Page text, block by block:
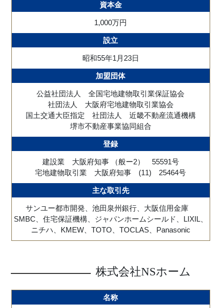
資本金
1,000万円
設立
昭和55年1月23日
加盟団体
公益社団法人 全国宅地建物取引業保証協会
社団法人 大阪府宅地建物取引業協会
国土交通大臣指定 社団法人 近畿不動産流通機構
堺市不動産事業協同組合
登録
建設業 大阪府知事 （般ー2） 55591号
宅地建物取引業 大阪府知事 (11) 25464号
主な取引先
サンユー都市開発、池田泉州銀行、大阪信用金庫
SMBC、住宅保証機構、ジャパンホームシールド、LIXIL、
ニチハ、KMEW、TOTO、TOCLAS、Panasonic
株式会社NSホーム
名称